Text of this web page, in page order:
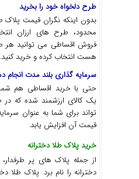
طرح دلخواه خود را بخرید
بدون اینکه نگران قیمت پلاک
محدود، طرح های ارزان
فروش اقساطی می توانید هر
هست انتخاب کرده و خرید کنید.
سرمایه گذاری بلند مدت انجام
حتی با خرید اقساطی هم
یک کالای ارزشمند شده که
تواند برای شما به عنوان
قیمت آن افزایش یابد.
خرید پلاک طلا دخترانه
از جمله پلاک های پر
دخترانه را نام برد. پلاک طلا